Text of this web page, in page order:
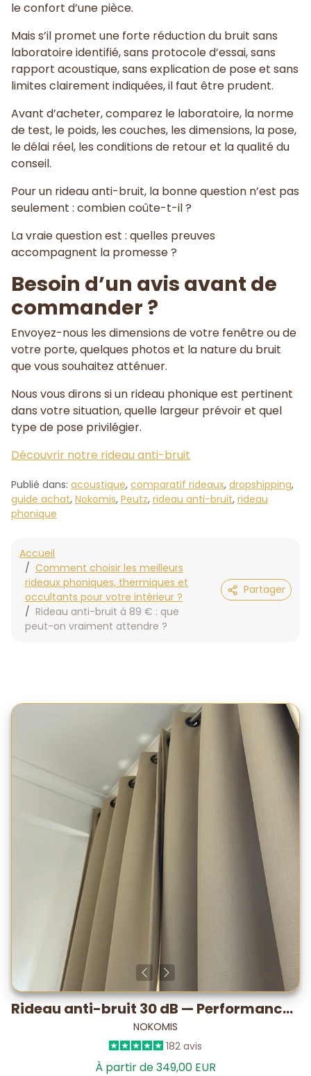
le confort d’une pièce.
Mais s’il promet une forte réduction du bruit sans
laboratoire identifié, sans protocole d’essai, sans
rapport acoustique, sans explication de pose et sans
limites clairement indiquées, il faut être prudent.
Avant d’acheter, comparez le laboratoire, la norme
de test, le poids, les couches, les dimensions, la pose,
le délai réel, les conditions de retour et la qualité du
conseil.
Pour un rideau anti-bruit, la bonne question n’est pas
seulement : combien coûte-t-il ?
La vraie question est : quelles preuves
accompagnent la promesse ?
Besoin d’un avis avant de
commander ?
Envoyez-nous les dimensions de votre fenêtre ou de
votre porte, quelques photos et la nature du bruit
que vous souhaitez atténuer.
Nous vous dirons si un rideau phonique est pertinent
dans votre situation, quelle largeur prévoir et quel
type de pose privilégier.
Découvrir notre rideau anti-bruit
Publié dans: acoustique, comparatif rideaux, dropshipping,
guide achat, Nokomis, Peutz, rideau anti-bruit, rideau
phonique
Accueil
Comment choisir les meilleurs
rideaux phoniques, thermiques et
occultants pour votre intérieur ?
Rideau anti-bruit à 89 € : que
peut-on vraiment attendre ?
Partager
Rideau anti-bruit 30 dB — Performance PLUS testé labo
NOKOMIS
182 avis
À partir de 349,00 EUR